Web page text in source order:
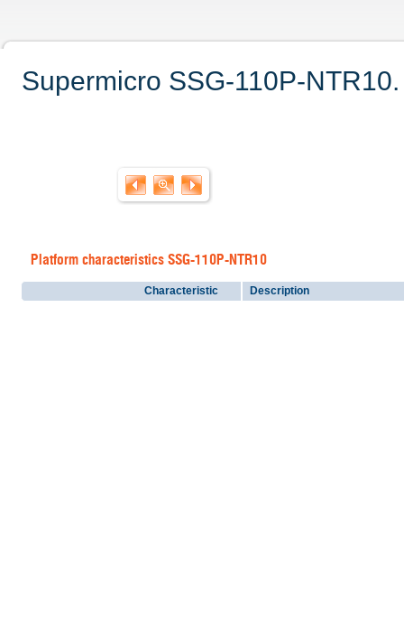
Supermicro SSG-110P-
Platform characteristics SSG-110P-NTR10
Characteristic Description